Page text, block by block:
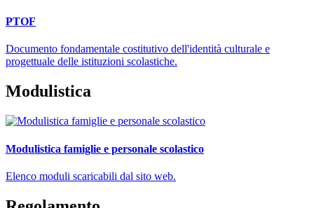
PTOF
Documento fondamentale costitutivo dell'identità culturale e
progettuale delle istituzioni scolastiche.
Modulistica
Modulistica famiglie e personale scolastico
Elenco moduli scaricabili dal sito web.